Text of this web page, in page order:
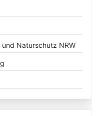
und Naturschutz NRW